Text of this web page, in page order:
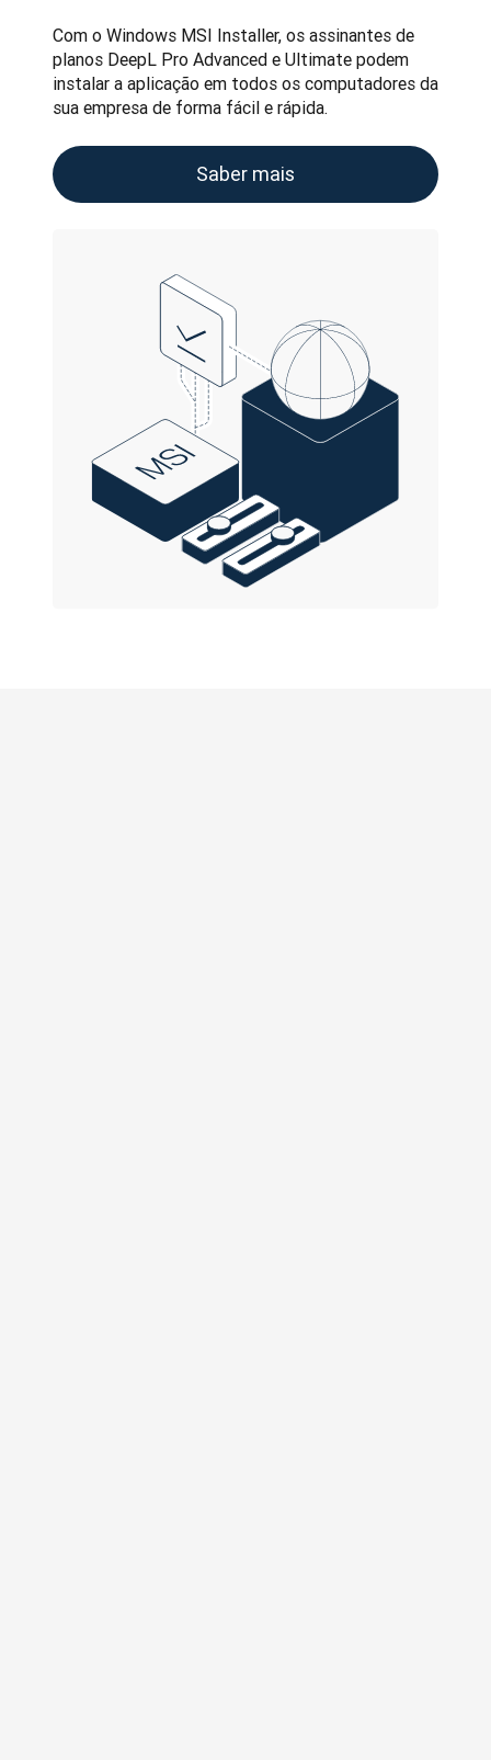
Com o Windows MSI Installer, os assinantes de
planos DeepL Pro Advanced e Ultimate podem
instalar a aplicação em todos os computadores da
sua empresa de forma fácil e rápida.
Saber mais